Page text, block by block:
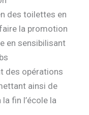
des toilettes en
la promotion
en sensibilisant
des opérations
ainsi de
fin l’école la